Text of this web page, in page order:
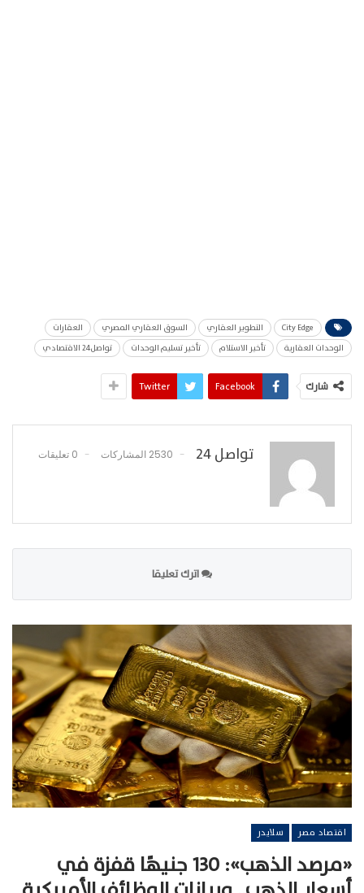
City Edge التطوير العقاري السوق العقاري المصري
العقارات
الوحدات العقارية
تأخير الاستلام تأخير تسليم الوحدات تواصل24 الاقتصادي
شارك Facebook
Twitter
تواصل 24 2530 المشاركات 0 تعليقات
اترك تعليقا
اقتصاد مصر سلايدر
«مرصد الذهب»: 130 جنيهًا قفزة في